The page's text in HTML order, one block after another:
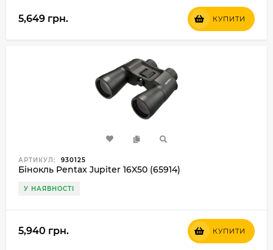
5,649 грн. КУПИТИ
АРТИКУЛ: 930125
Бінокль Pentax Jupiter 16X50 (65914)
У НАЯВНОСТІ
5,940 грн. КУПИТИ